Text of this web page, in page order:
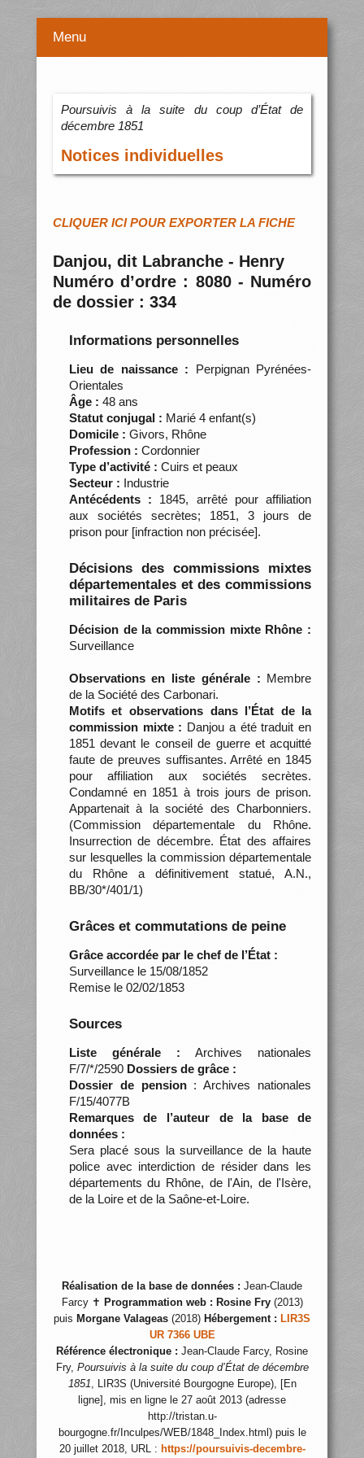
Menu
Poursuivis à la suite du coup d’État de
décembre 1851
Notices individuelles
CLIQUER ICI POUR EXPORTER LA FICHE
Danjou, dit Labranche - Henry
Numéro d’ordre : 8080 - Numéro
de dossier : 334
Informations personnelles
Lieu de naissance : Perpignan Pyrénées-
Orientales
Âge : 48 ans
Statut conjugal : Marié 4 enfant(s)
Domicile : Givors, Rhône
Profession : Cordonnier
Type d’activité : Cuirs et peaux
Secteur : Industrie
Antécédents : 1845, arrêté pour affiliation
aux sociétés secrètes; 1851, 3 jours de
prison pour [infraction non précisée].
Décisions des commissions mixtes
départementales et des commissions
militaires de Paris
Décision de la commission mixte Rhône :
Surveillance
Observations en liste générale : Membre
de la Société des Carbonari.
Motifs et observations dans l’État de la
commission mixte : Danjou a été traduit en
1851 devant le conseil de guerre et acquitté
faute de preuves suffisantes. Arrêté en 1845
pour affiliation aux sociétés secrètes.
Condamné en 1851 à trois jours de prison.
Appartenait à la société des Charbonniers.
(Commission départementale du Rhône.
Insurrection de décembre. État des affaires
sur lesquelles la commission départementale
du Rhône a définitivement statué, A.N.,
BB/30*/401/1)
Grâces et commutations de peine
Grâce accordée par le chef de l’État :
Surveillance le 15/08/1852
Remise le 02/02/1853
Sources
Liste générale : Archives nationales
F/7/*/2590 Dossiers de grâce :
Dossier de pension: Archives nationales
F/15/4077B
Remarques de l’auteur de la base de
données :
Sera placé sous la surveillance de la haute
police avec interdiction de résider dans les
départements du Rhône, de l'Ain, de l'Isère,
de la Loire et de la Saône-et-Loire.
Réalisation de la base de données : Jean-Claude
Farcy ✝ Programmation web : Rosine Fry(2013)
puis Morgane Valageas (2018) Hébergement : LIR3S
UR 7366 UBE
Référence électronique : Jean-Claude Farcy, Rosine
Fry, Poursuivis à la suite du coup d’État de décembre
1851, LIR3S (Université Bourgogne Europe), [En
ligne], mis en ligne le 27 août 2013 (adresse
http://tristan.u-
bourgogne.fr/Inculpes/WEB/1848_Index.html) puis le
20 juillet 2018, URL : https://poursuivis-decembre-